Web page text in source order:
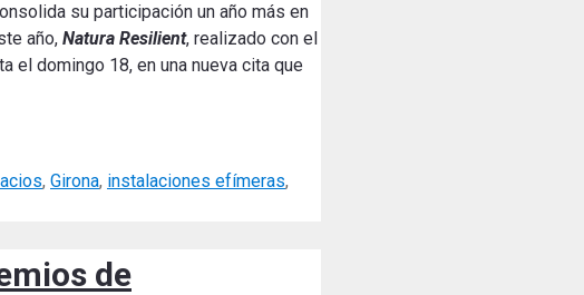
su participación un año más en
año, Natura Resilient, realizado con el
el domingo 18, en una nueva cita que
, Girona, instalaciones efímeras,
de